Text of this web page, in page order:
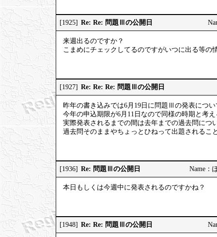
[1925] Re: Re: 問題Ⅲの公開日
来週出るのですか？
こまめにチェックしてるのですがいつに出る等の
[1927] Re: Re: Re: 問題Ⅲの公開日
昨年の書き込みでは6月19日に問題Ⅲの発表につ
今年の申込期限が6月11日なので同様の時期と考
実際発表されるまでの間は去年までの過去問につ
過去問そのままやちょっとひねって出題されるこ
[1936] Re: 問題Ⅲの公開日 Name：
本日もしくは今週中に発表されるのですかね？
[1948] Re: Re: 問題Ⅲの公開日